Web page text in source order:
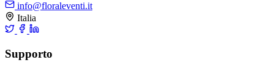
info@floraleventi.it
Italia
Supporto